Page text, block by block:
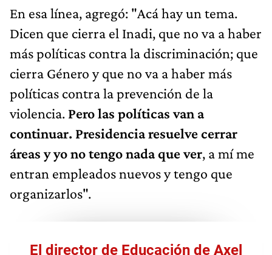
En esa línea, agregó: "Acá hay un tema.
Dicen que cierra el Inadi, que no va a haber
más políticas contra la discriminación; que
cierra Género y que no va a haber más
políticas contra la prevención de la
violencia. Pero las políticas van a
continuar. Presidencia resuelve cerrar
áreas y yo no tengo nada que ver, a mí me
entran empleados nuevos y tengo que
organizarlos".
El director de Educación de Axel